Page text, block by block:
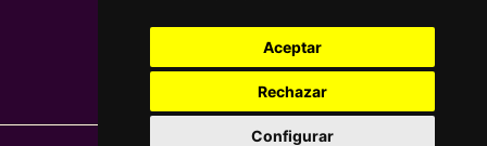
Aceptar
Rechazar
Configurar